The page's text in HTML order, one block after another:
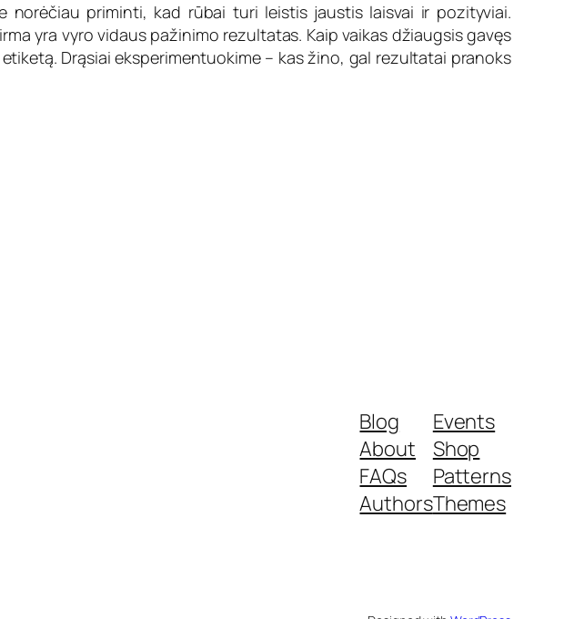
priminti, kad rūbai turi leistis jaustis laisvai ir pozityviai.
yra vyro vidaus pažinimo rezultatas. Kaip vaikas džiaugsis gavęs
Drąsiai eksperimentuokime – kas žino, gal rezultatai pranoks
Blog
About
FAQs
Authors
Events
Shop
Patterns
Themes